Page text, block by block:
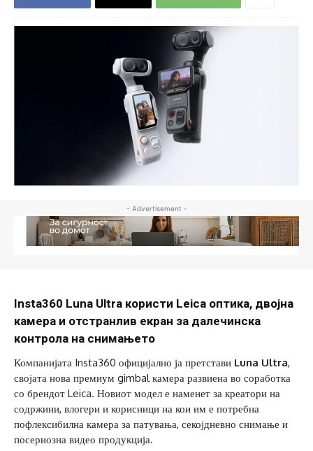
- Advertisement -
Insta360 Luna Ultra користи Leica оптика, двојна
камера и отстранлив екран за далечинска
контрола на снимањето
Компанијата Insta360 официјално ја претстави Luna Ultra,
својата нова премиум gimbal камера развиена во соработка
со брендот Leica. Новиот модел е наменет за креатори на
содржини, влогери и корисници на кои им е потребна
пофлексибилна камера за патувања, секојдневно снимање и
посериозна видео продукција.